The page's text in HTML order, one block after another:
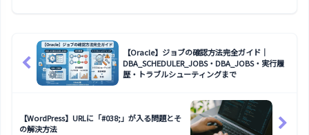
【Oracle】ジョブの確認方法完全ガイド｜
DBA_SCHEDULER_JOBS・DBA_JOBS・実行履
歴・トラブルシューティングまで
【WordPress】URLに「#038;」が入る問題とそ
の解決方法